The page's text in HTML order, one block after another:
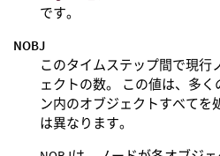
です。
NOBJ
このタイムステップ間で現行
ェクトの数。 この値は、多
ン内のオブジェクトすべてを
は異なります。